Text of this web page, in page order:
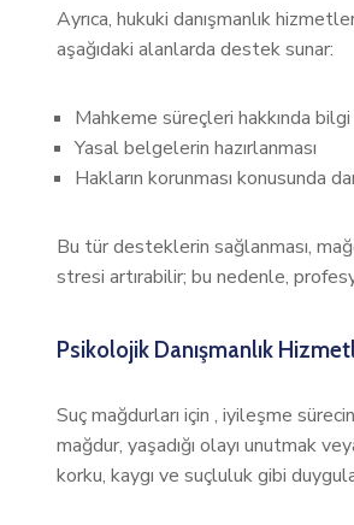
Ayrıca, hukuki danışmanlık
aşağıdaki alanlarda destek sunar:
Mahkeme süreçleri hakkında
Yasal belgelerin hazırlanması
Hakların korunması konusunda
Bu tür desteklerin sağlanması,
stresi artırabilir; bu nedenle,
Psikolojik Danışmanlık
Suç mağdurları için , iyileşme
mağdur, yaşadığı olayı unutmak
korku, kaygı ve suçluluk gibi